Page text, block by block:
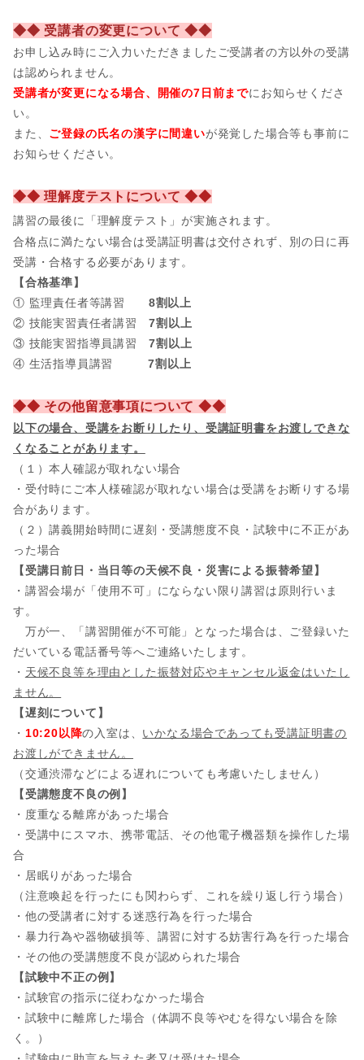
◆◆ 受講者の変更について ◆◆
お申し込み時にご入力いただきましたご受講者の方以外の受講
は認められません。
受講者が変更になる場合、開催の7日前までにお知らせくださ
い。
また、 ご登録の氏名の漢字に間違いが発覚した場合等も事前に
お知らせください。
◆◆ 理解度テストについて ◆◆
講習の最後に「理解度テスト」が実施されます。
合格点に満たない場合は受講証明書は交付されず、別の日に再
受講・合格する必要があります。
【合格基準】
① 監理責任者等講習 8割以上
② 技能実習責任者講習7割以上
③ 技能実習指導員講習7割以上
④ 生活指導員講習
7割以上
◆◆ その他留意事項について ◆◆
以下の場合、 受講をお断りしたり、受講証明書をお渡しできな
くなることがあります。
（１）本人確認が取れない場合
・受付時にご本人様確認が取れない場合は受講をお断りする場
合があります。
（２）講義開始時間に遅刻・受講態度不良・試験中に不正があ
った場合
【受講日前日・当日等の天候不良・災害による振替希望】
・講習会場が「使用不可」にならない限り講習は原則行いま
す。
万が一、「講習開催が不可能」となった場合は、ご登録いた
だいている電話番号等へご連絡いたします。
・ 天候不良等を理由とした振替対応やキャンセル返金はいたし
ません。
【遅刻について】
・ 10:20以降の入室は、 いかなる場合であっても受講証明書の
お渡しができません。
（交通渋滞などによる遅れについても考慮いたしません）
【受講態度不良の例】
・度重なる離席があった場合
・受講中にスマホ、携帯電話、その他電子機器類を操作した場
合
・居眠りがあった場合
（注意喚起を行ったにも関わらず、これを繰り返し行う場合）
・他の受講者に対する迷惑行為を行った場合
・暴力行為や器物破損等、講習に対する妨害行為を行った場合
・その他の受講態度不良が認められた場合
【試験中不正の例】
・試験官の指示に従わなかった場合
・試験中に離席した場合（体調不良等やむを得ない場合を除
く。）